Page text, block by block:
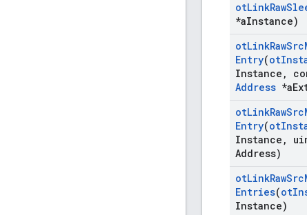
otLinkRaw
*aInstance)
otLinkRawSrc
Entry(ot
Instance ,
Address *a
otLinkRawSrc
Entry(ot
Instance ,
Address)
otLinkRawSrc
Entries(ot
Instance)